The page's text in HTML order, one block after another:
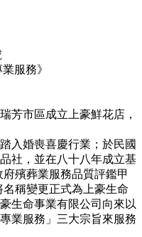
業服務》
芳市區成立上豪鮮花店，
入婚喪喜慶行業；於民國
社，並在八十八年成立基
殯葬業服務品質評鑑甲
稱變更正式為上豪生命
生命事業有限公司向來以
業服務」三大宗旨來服務